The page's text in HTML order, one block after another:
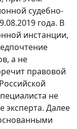
судебно-
года. В
инстанции,
а не
правовой
не
эксперта. Далее